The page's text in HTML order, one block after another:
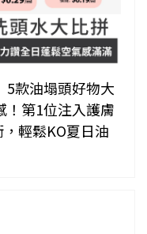
5款油塌頭好物大
！第1位注入護膚
輕鬆KO夏日油